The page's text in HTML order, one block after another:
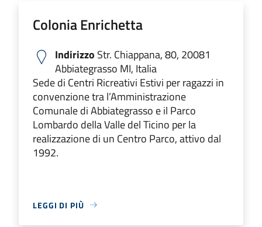
Colonia Enrichetta
Indirizzo Str. Chiappana, 80, 20081
Abbiategrasso MI, Italia
Sede di Centri Ricreativi Estivi per ragazzi in
convenzione tra l’Amministrazione
Comunale di Abbiategrasso e il Parco
Lombardo della Valle del Ticino per la
realizzazione di un Centro Parco, attivo dal
1992.
LEGGI DI PIÙ